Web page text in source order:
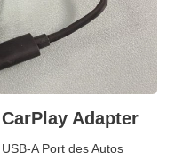
Adapter
A Port des Autos